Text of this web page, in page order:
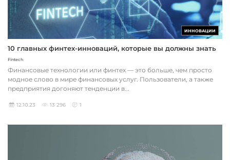
ИННОВАЦИИ
10 главных финтех-инноваций, которые вы должны знать
Fintech
Финансовые технологии или финтех — это больше, чем просто
модное слово в мире финансовых услуг. Пользователи, а также
предприятия догоняют тенденции в...
12.10.23 13 296 1